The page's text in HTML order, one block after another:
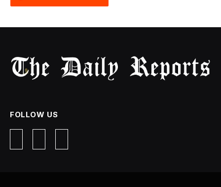
FOLLOW US